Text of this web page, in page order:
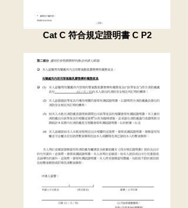
Cat C 符合規定證明書 C P2